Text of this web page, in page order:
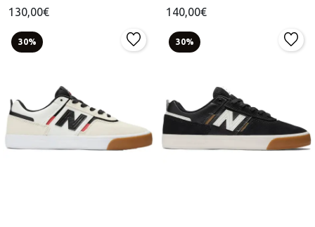
130,00€ 140,00€
30% 30%